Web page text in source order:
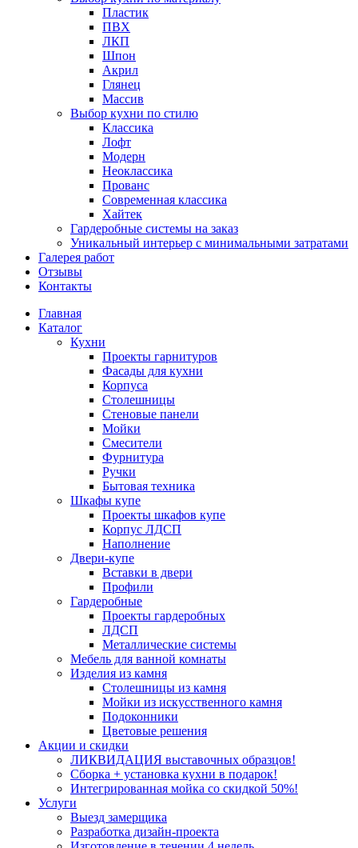
Пластик
ПВХ
ЛКП
Шпон
Акрил
Глянец
Массив
Выбор кухни по стилю
Классика
Лофт
Модерн
Неоклассика
Прованс
Современная классика
Хайтек
Гардеробные системы на заказ
Уникальный интерьер с минимальными затратами
Галерея работ
Отзывы
Контакты
Главная
Каталог
Кухни
Проекты гарнитуров
Фасады для кухни
Корпуса
Столешницы
Стеновые панели
Мойки
Смесители
Фурнитура
Ручки
Бытовая техника
Шкафы купе
Проекты шкафов купе
Корпус ЛДСП
Наполнение
Двери-купе
Вставки в двери
Профили
Гардеробные
Проекты гардеробных
ЛДСП
Металлические системы
Мебель для ванной комнаты
Изделия из камня
Столешницы из камня
Мойки из искусственного камня
Подоконники
Цветовые решения
Акции и скидки
ЛИКВИДАЦИЯ выставочных образцов!
Сборка + установка кухни в подарок!
Интегрированная мойка со скидкой 50%!
Услуги
Выезд замерщика
Разработка дизайн-проекта